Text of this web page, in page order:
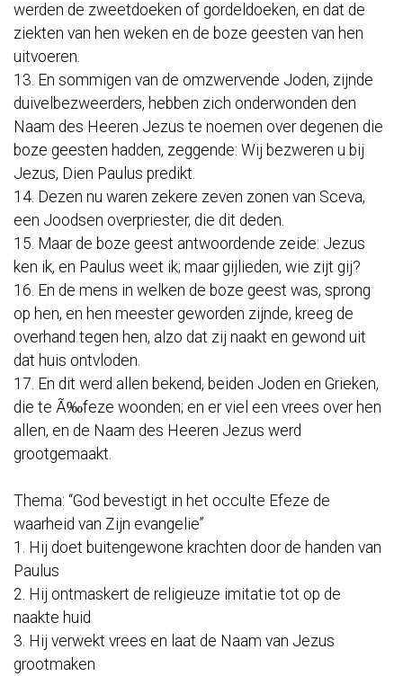
werden de zweetdoeken of gordeldoeken, en dat de
ziekten van hen weken en de boze geesten van hen
uitvoeren.
13. En sommigen van de omzwervende Joden, zijnde
duivelbezweerders, hebben zich onderwonden den
Naam des Heeren Jezus te noemen over degenen die
boze geesten hadden, zeggende: Wij bezweren u bij
Jezus, Dien Paulus predikt.
14. Dezen nu waren zekere zeven zonen van Sceva,
een Joodsen overpriester, die dit deden.
15. Maar de boze geest antwoordende zeide: Jezus
ken ik, en Paulus weet ik; maar gijlieden, wie zijt gij?
16. En de mens in welken de boze geest was, sprong
op hen, en hen meester geworden zijnde, kreeg de
overhand tegen hen, alzo dat zij naakt en gewond uit
dat huis ontvloden.
17. En dit werd allen bekend, beiden Joden en Grieken,
die te Ã‰feze woonden; en er viel een vrees over hen
allen, en de Naam des Heeren Jezus werd
grootgemaakt.
Thema: “God bevestigt in het occulte Efeze de
waarheid van Zijn evangelie”
1. Hij doet buitengewone krachten door de handen van
Paulus
2. Hij ontmaskert de religieuze imitatie tot op de
naakte huid
3. Hij verwekt vrees en laat de Naam van Jezus
grootmaken